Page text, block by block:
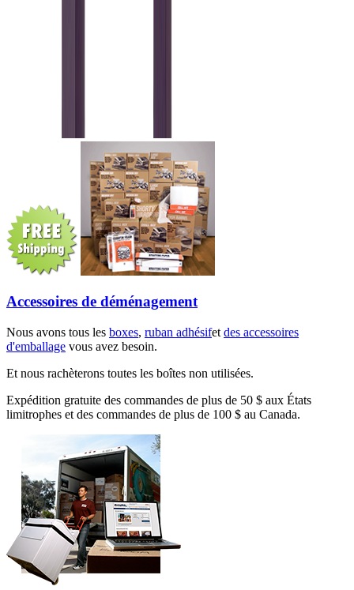
Accessoires de déménagement
Nous avons tous les boxes, ruban adhésifet des accessoires
d'emballage vous avez besoin.
Et nous rachèterons toutes les boîtes non utilisées.
Expédition gratuite des commandes de plus de 50 $ aux États
limitrophes et des commandes de plus de 100 $ au Canada.